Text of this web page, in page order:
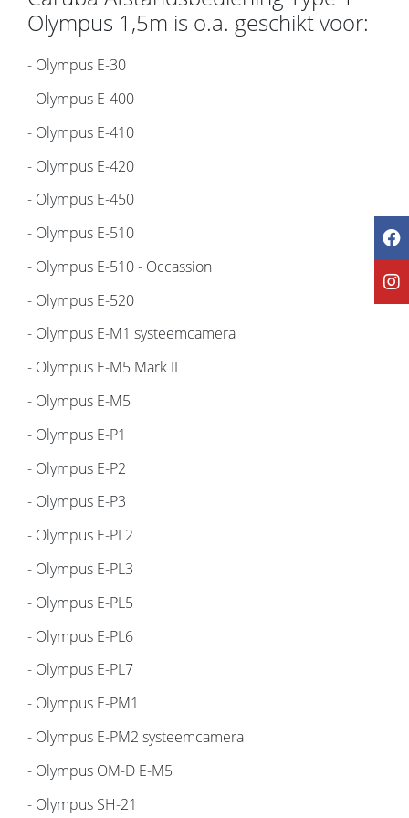
Olympus 1,5m is o.a. geschikt voor:
- Olympus E-30
- Olympus E-400
- Olympus E-410
- Olympus E-420
- Olympus E-450
- Olympus E-510
- Olympus E-510 - Occassion
- Olympus E-520
- Olympus E-M1 systeemcamera
- Olympus E-M5 Mark II
- Olympus E-M5
- Olympus E-P1
- Olympus E-P2
- Olympus E-P3
- Olympus E-PL2
- Olympus E-PL3
- Olympus E-PL5
- Olympus E-PL6
- Olympus E-PL7
- Olympus E-PM1
- Olympus E-PM2 systeemcamera
- Olympus OM-D E-M5
- Olympus SH-21